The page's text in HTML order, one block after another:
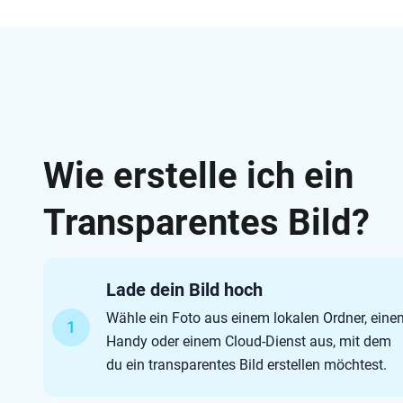
Wie erstelle ich ein
Transparentes Bild?
1
Lade dein Bild hoch
Wähle ein Foto aus einem lokalen Ordner,
Handy oder einem Cloud-Dienst aus, mit dem
du ein transparentes Bild erstellen möchtest.